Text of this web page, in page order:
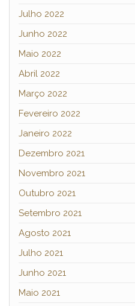
Julho 2022
Junho 2022
Maio 2022
Abril 2022
Março 2022
Fevereiro 2022
Janeiro 2022
Dezembro 2021
Novembro 2021
Outubro 2021
Setembro 2021
Agosto 2021
Julho 2021
Junho 2021
Maio 2021